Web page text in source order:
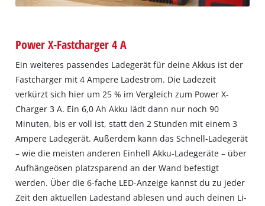
Power X-Fastcharger 4 A
Ein weiteres passendes Ladegerät für deine Akkus ist der
Fastcharger mit 4 Ampere Ladestrom. Die Ladezeit
verkürzt sich hier um 25 % im Vergleich zum Power X-
Charger 3 A. Ein 6,0 Ah Akku lädt dann nur noch 90
Minuten, bis er voll ist, statt den 2 Stunden mit einem 3
Ampere Ladegerät. Außerdem kann das Schnell-Ladegerät
– wie die meisten anderen Einhell Akku-Ladegeräte – über
Aufhängeösen platzsparend an der Wand befestigt
werden. Über die 6-fache LED-Anzeige kannst du zu jeder
Zeit den aktuellen Ladestand ablesen und auch deinen Li-